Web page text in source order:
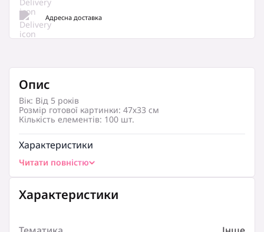
Адресна доставка
Опис
Вік: Від 5 років
Розмір готової картинки: 47х33 см
Кількість елементів: 100 шт.
Характеристики
Тематика:
Інше
Тип:
Пазл
Читати повністю
Характеристики